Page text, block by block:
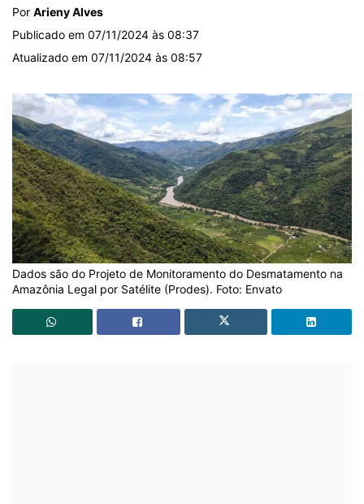
Por Arieny Alves
Publicado em 07/11/2024 às 08:37
Atualizado em 07/11/2024 às 08:57
Dados são do Projeto de Monitoramento do Desmatamento na
Amazônia Legal por Satélite (Prodes). Foto: Envato